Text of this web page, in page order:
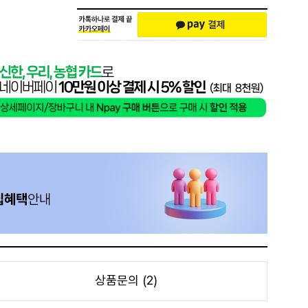
상품문의 (2)